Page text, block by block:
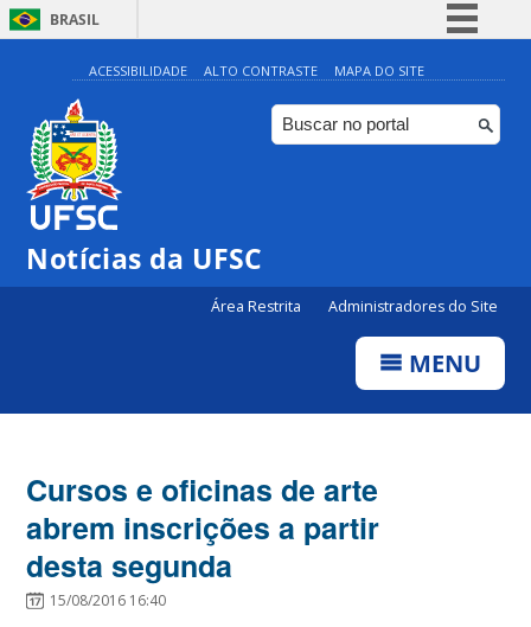
BRASIL
Simplifique!
Comunica BR
Participe
ACESSIBILIDADE ALTO CONTRASTE MAPA DO SITE
Notícias da UFSC
Área Restrita Administradores do Site
MENU
Cursos e oficinas de arte
abrem inscrições a partir
desta segunda
15/08/2016 16:40